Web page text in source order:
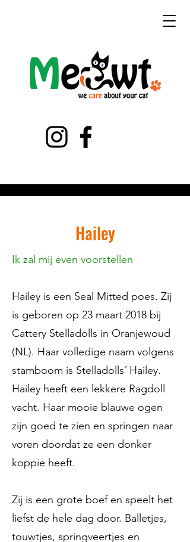
Hailey
Ik zal mij even voorstellen
Hailey is een Seal Mitted poes. Zij
is geboren op 23 maart 2018 bij
Cattery Stelladolls in Oranjewoud
(NL). Haar volledige naam volgens
stamboom is Stelladolls´ Hailey.
Hailey heeft een lekkere Ragdoll
vacht. Haar mooie blauwe ogen
zijn goed te zien en springen naar
voren doordat ze een donker
koppie heeft.
Zij is een grote boef en speelt het
liefst de hele dag door. Balletjes,
touwtjes, springveertjes en